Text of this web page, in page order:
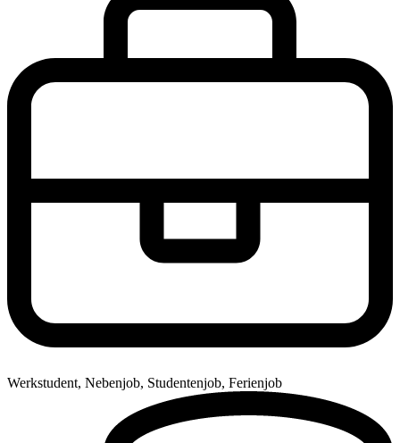
Werkstudent, Nebenjob, Studentenjob, Ferienjob